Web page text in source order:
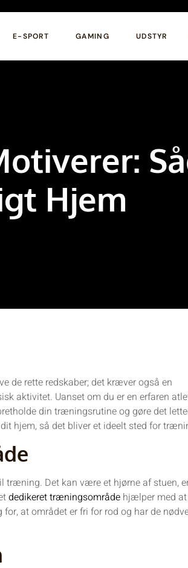
E-SPORT GAMING UDSTYR
Hjem
de rette redskaber; det kræver også en
aktivitet. Uanset om du er en erfaren
din træningsrutine og gøre det
hjem, så det bliver et ideelt sted for
træning. Det kan være et hjørne af stuen,
dedikeret træningsområde hjælper med
at området er fri for rod og har de